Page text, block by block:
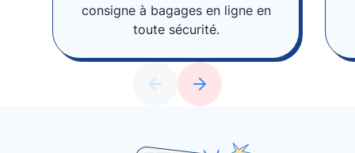
consigne à bagages en ligne en
toute sécurité.